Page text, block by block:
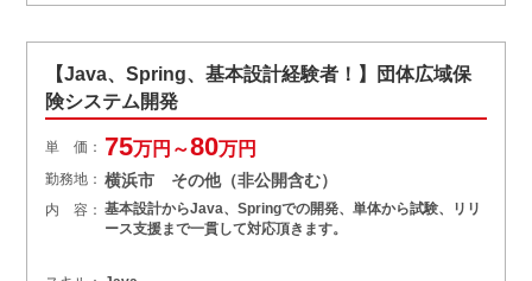
【Java、Spring、基本設計経験者！】団体広域保
険システム開発
単 価： 75万円～80万円
勤務地： 横浜市 その他（非公開含む）
内 容： 基本設計からJava、Springでの開発、単体から試験、リリ
ース支援まで一貫して対応頂きます。